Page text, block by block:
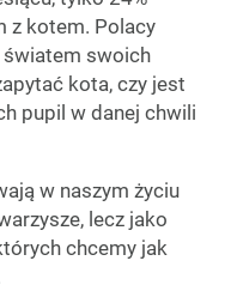
z kotem. Polacy
światem swoich
kota, czy jest
pupil w danej chwili
w naszym życiu
lecz jako
chcemy jak